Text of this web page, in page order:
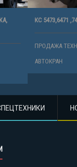
,7471